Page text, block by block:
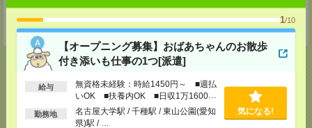
1/10
【オープニング募集】おばあちゃんのお散歩
付き添いも仕事の1つ[派遣]
給与
無資格未経験：時給1450円～ ■週払
いOK ■扶養内OK ■日収1万1600円
以上
勤務地
名古屋大学駅 / 千種駅 / 東山公園(愛知
県)駅 / …
気になる!
登録交通費
★今ならご来社登録でQUOカード2000円分をプレゼント中★
応募ページへ